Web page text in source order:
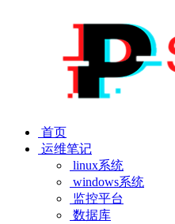
首页
运维笔记
linux系统
windows系统
监控平台
数据库